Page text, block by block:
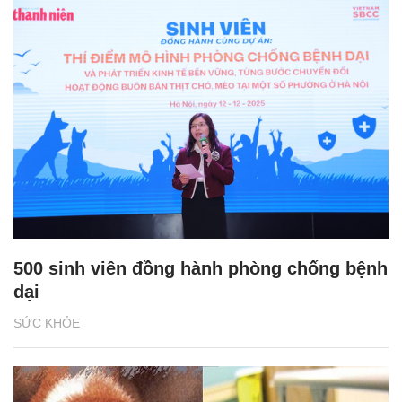
SỨC KHỎE
500 sinh viên đồng hành phòng chống bệnh
dại